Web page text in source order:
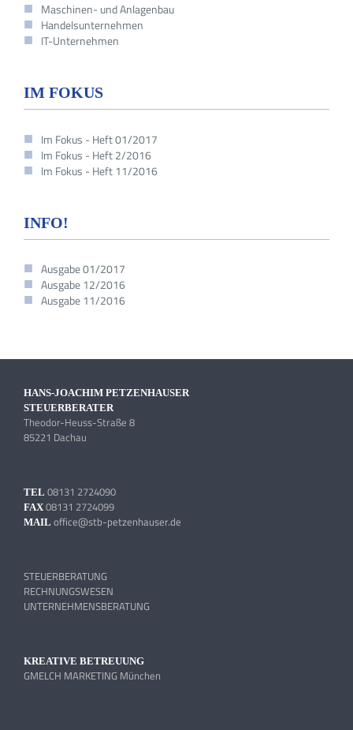
Maschinen- und Anlagenbau
Handelsunternehmen
IT-Unternehmen
IM FOKUS
Im Fokus - Heft 01/2017
Im Fokus - Heft 2/2016
Im Fokus - Heft 11/2016
INFO!
Ausgabe 01/2017
Ausgabe 12/2016
Ausgabe 11/2016
HANS-JOACHIM PETZENHAUSER
STEUERBERATER
Theodor-Heuss-Straße 8
85221 Dachau
TEL 08131 2724090
FAX 08131 2724099
MAIL office@stb-petzenhauser.de
STEUERBERATUNG
RECHNUNGSWESEN
UNTERNEHMENSBERATUNG
KREATIVE BETREUUNG
GMELCH MARKETING München